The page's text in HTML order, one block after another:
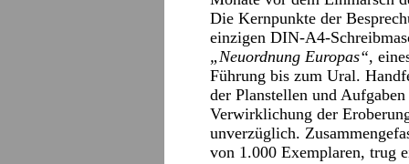
Die Kernpunkte der
einzigen DIN-A4-
„Neuordnung Europas“,
Führung bis zum Ural.
der Planstellen und
Verwirklichung der
unverzüglich.
von 1.000 Exemplaren, trug